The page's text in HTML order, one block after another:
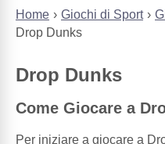
Home Giochi di Sport
Drop Dunks
Drop Dunks
Come Giocare a
Per iniziare a giocare a